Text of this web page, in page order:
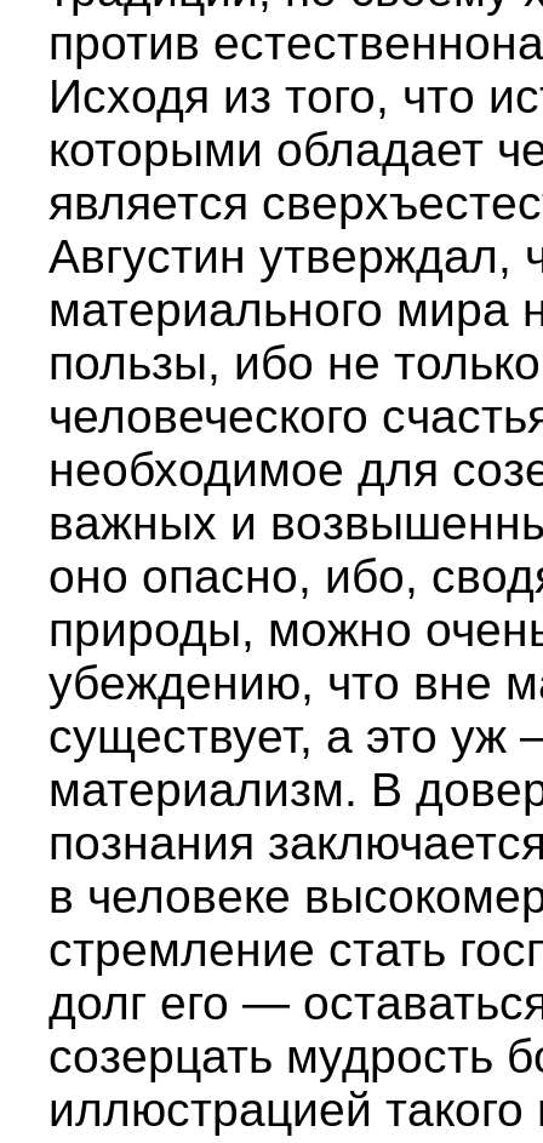
против
Исходя из того, что
которыми обладает
является
Августин утверждал,
материального мира
пользы, ибо не
человеческого
необходимое для
важных и
оно опасно, ибо,
природы, можно
убеждению, что вне
существует, а это
материализм. В
познания
в человеке
стремление стать
долг его —
созерцать мудрость
иллюстрацией